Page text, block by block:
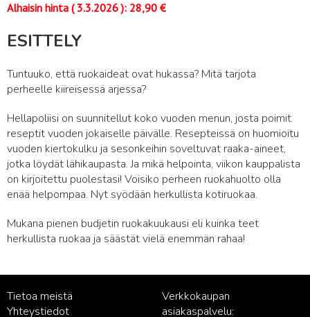
Alhaisin hinta (3.3.2026): 28,90 €
ESITTELY
Tuntuuko, että ruokaideat ovat hukassa? Mitä tarjota
perheelle kiireisessä arjessa?
Hellapoliisi on suunnitellut koko vuoden menun, josta poimit
reseptit vuoden jokaiselle päivälle. Resepteissä on huomioitu
vuoden kiertokulku ja sesonkeihin soveltuvat raaka-aineet,
jotka löydät lähikaupasta. Ja mikä helpointa, viikon kauppalista
on kirjoitettu puolestasi! Voisiko perheen ruokahuolto olla
enää helpompaa. Nyt syödään herkullista kotiruokaa.
Mukana pienen budjetin ruokakuukausi eli kuinka teet
herkullista ruokaa ja säästät vielä enemmän rahaa!
Tietoa meistä
Yhteystiedot
Verkkokaupan
asiakaspalvelu: